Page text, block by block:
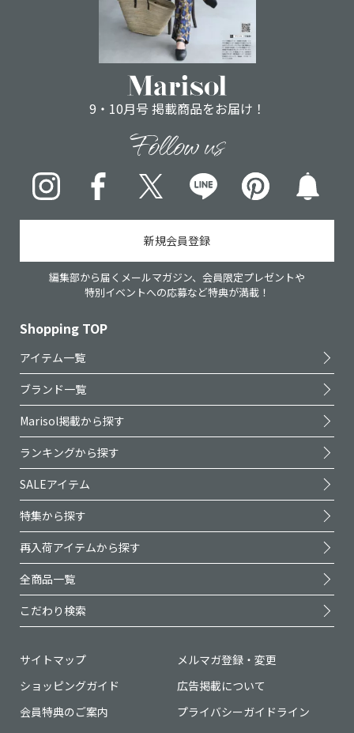
9・10月号 掲載商品をお届け！
Follow us
InstagramFacebookX LINE pinterest
新規会員登録
編集部から届くメールマガジン、会員限定プレゼントや
特別イベントへの応募など特典が満載！
Shopping TOP
アイテム一覧
ブランド一覧
Marisol掲載から探す
ランキングから探す
SALEアイテム
特集から探す
再入荷アイテムから探す
全商品一覧
こだわり検索
サイトマップ
メルマガ登録・変更
ショッピングガイド
広告掲載について
会員特典のご案内
プライバシーガイドライン